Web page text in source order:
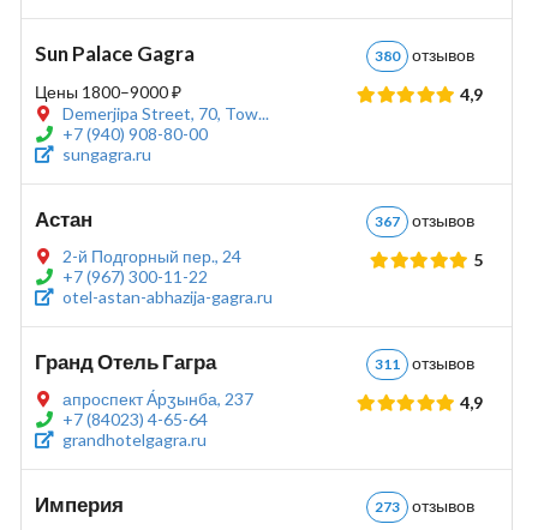
Sun Palace Gagra 380 отзывов
Цены 1800–9000 ₽
Demerjipa Street, 70, Tow...
+7 (940) 908-80-00
sungagra.ru
4,9
Астан 367 отзывов
2-й Подгорный пер., 24
+7 (967) 300-11-22
otel-astan-abhazija-gagra.ru
5
Гранд Отель Гагра 311 отзывов
апроспект А́рӡынба, 237
+7 (84023) 4-65-64
grandhotelgagra.ru
4,9
Империя 273 отзывов